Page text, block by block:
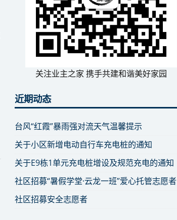
关注业主之家 携手共建和谐美好家园
近期动态
台风“红霞”暴雨强对流天气温馨提示
关于小区新增电动自行车充电桩的通知
关于E9栋1单元充电桩增设及规范充电的通知
社区招募“暑假学堂·云龙一班”爱心托管志愿者
社区招募安全志愿者